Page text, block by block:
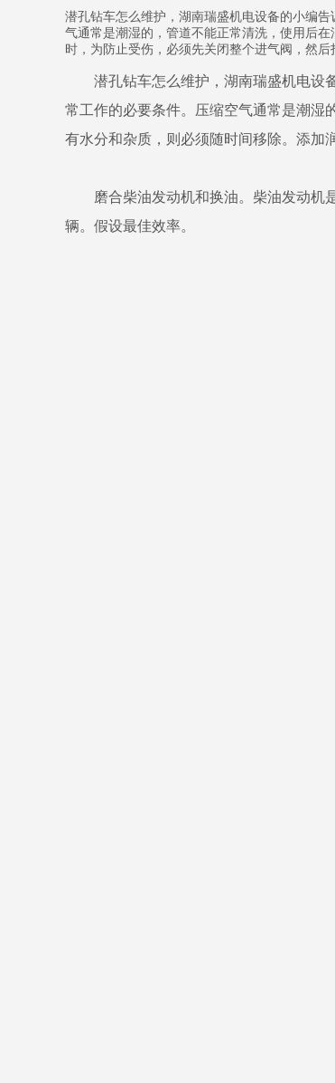
潜孔钻车怎么维护，湖南瑞盛机电设备的小编
气通常是潮湿的，管道不能正常清洗，使用后
时，为防止受伤，必须先关闭整个进气阀，然
潜孔钻车怎么维护，湖南瑞盛机电设备
常工作的必要条件。压缩空气通常是潮湿
有水分和杂质，则必须随时间移除。添加
磨合柴油发动机和换油。柴油发动机是
辆。假设最佳效率。